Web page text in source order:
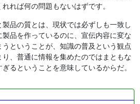
れば何の問題もないはずです。
品の質とは、現状では必ずしも一致し
品を作っているのに、宣伝内容に変な
ということが、知識の普及という観点
、普通に情報を集めたのではまともな
るということを意味しているからだ。